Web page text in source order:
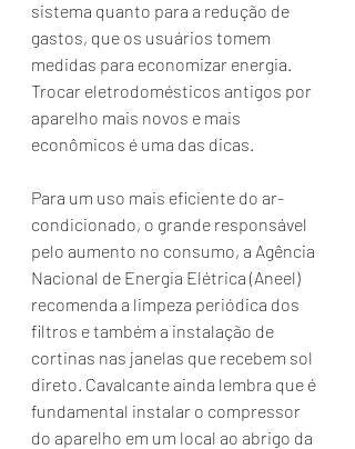
sistema quanto para a redução de
gastos, que os usuários tomem
medidas para economizar energia.
Trocar eletrodomésticos antigos por
aparelho mais novos e mais
econômicos é uma das dicas.
Para um uso mais eficiente do ar-
condicionado, o grande responsável
pelo aumento no consumo, a Agência
Nacional de Energia Elétrica (Aneel)
recomenda a limpeza periódica dos
filtros e também a instalação de
cortinas nas janelas que recebem sol
direto. Cavalcante ainda lembra que é
fundamental instalar o compressor
do aparelho em um local ao abrigo da